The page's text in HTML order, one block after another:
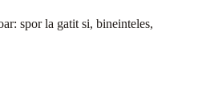
spor la gatit si, bineinteles,